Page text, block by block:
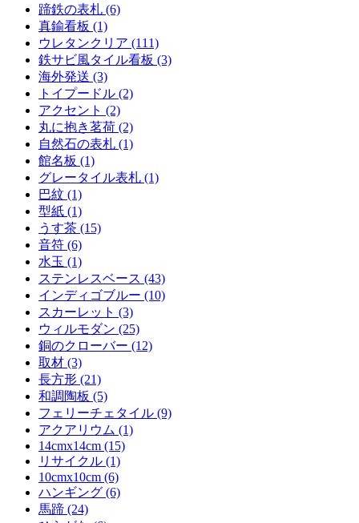
蹄鉄の表札 (6)
真鍮看板 (1)
ウレタンクリア (111)
鉄サビ風タイル看板 (3)
海外発送 (3)
トイプードル (2)
アクセント (2)
丸に抱き茗荷 (2)
自然石の表札 (1)
館名板 (1)
グレータイル表札 (1)
巴紋 (1)
型紙 (1)
うす茶 (15)
音符 (6)
水玉 (1)
ステンレスベース (43)
インディゴブルー (10)
スカーレット (3)
ウィルモダン (25)
銅のクローバー (12)
取材 (3)
長方形 (21)
和調陶板 (5)
フェリーチェタイル (9)
アクアリウム (1)
14cmx14cm (15)
リサイクル (1)
10cmx10cm (6)
ハンギング (6)
馬蹄 (24)